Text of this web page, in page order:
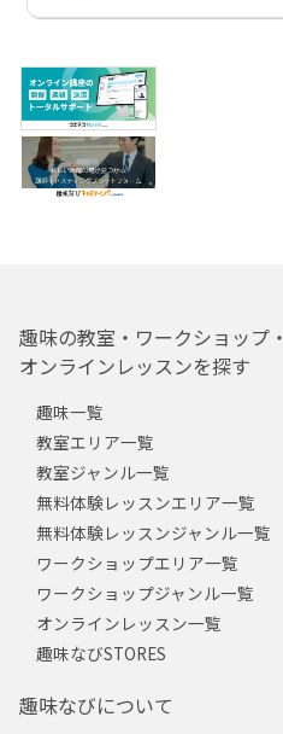
趣味の教室・ワークショップ・
オンラインレッスンを探す
趣味一覧
教室エリア一覧
教室ジャンル一覧
無料体験レッスンエリア一覧
無料体験レッスンジャンル一覧
ワークショップエリア一覧
ワークショップジャンル一覧
オンラインレッスン一覧
趣味なびSTORES
趣味なびについて